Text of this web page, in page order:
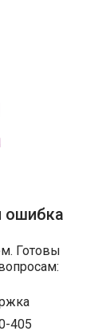
ошибка
Готовы
405